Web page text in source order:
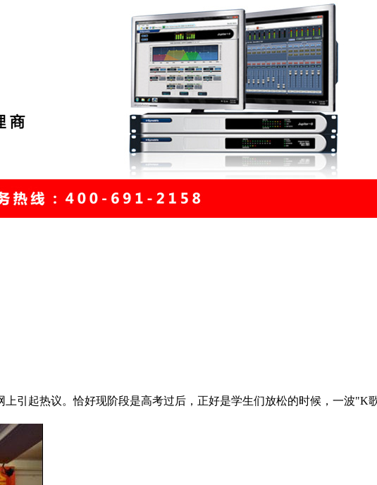
起热议。恰好现阶段是高考过后，正好是学生们放松的时候，一波"K